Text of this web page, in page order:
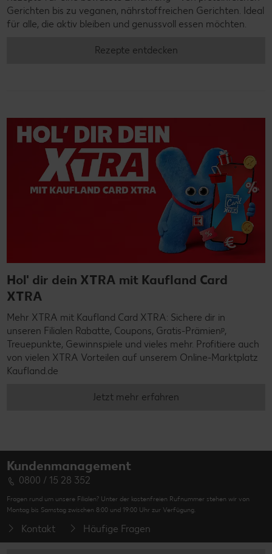
Gerichten bis zu veganen, nährstoffreichen Gerichten. Ideal
für alle, die aktiv bleiben und genussvoll essen möchten.
Rezepte entdecken
Hol' dir dein XTRA mit Kaufland Card
XTRA
Mehr XTRA mit Kaufland Card XTRA: Sichere dir in
unseren Filialen Rabatte, Coupons, Gratis-Prämienᵖ,
Treuepunkte, Gewinnspiele und vieles mehr. Profitiere auch
von vielen XTRA Vorteilen auf unserem Online-Marktplatz
Kaufland.de
Jetzt mehr erfahren
Kundenmanagement
0800 / 15 28 352
Fragen rund um unsere Filialen? Unter der kostenfreien Rufnummer stehen wir von
Montag bis Samstag zwischen 8:00 und 19:00 Uhr zur Verfügung.
Kontakt Häufige Fragen